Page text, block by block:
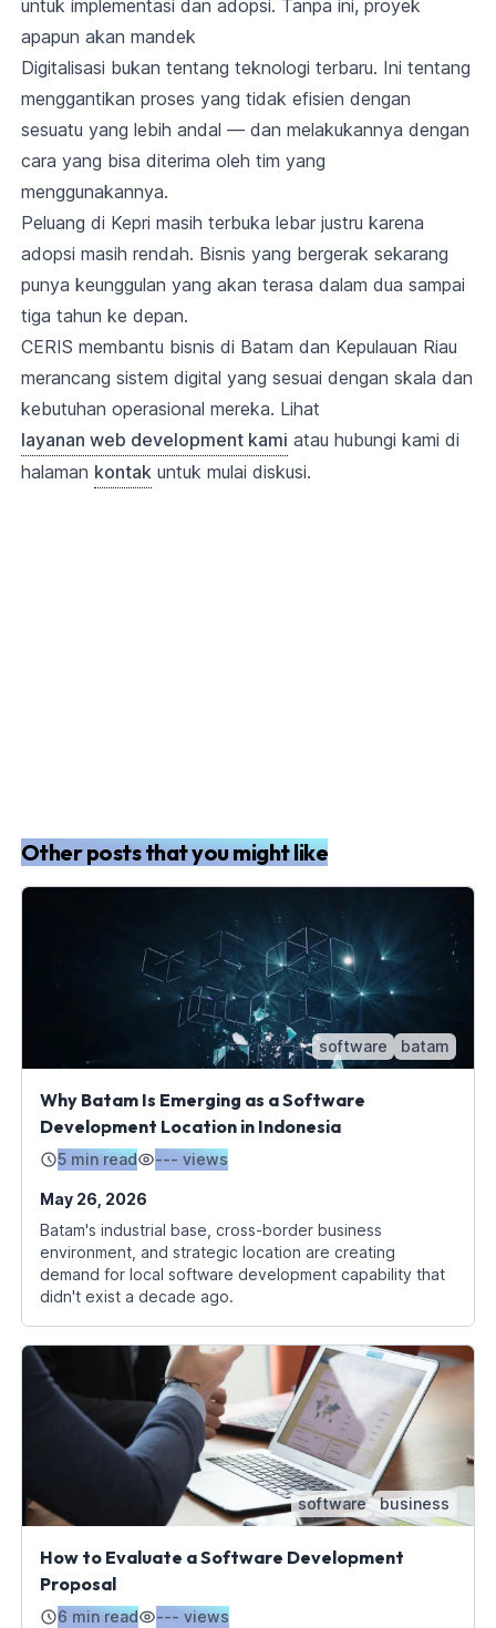
untuk implementasi dan adopsi. Tanpa ini, proyek
apapun akan mandek
Digitalisasi bukan tentang teknologi terbaru. Ini tentang
menggantikan proses yang tidak efisien dengan
sesuatu yang lebih andal — dan melakukannya dengan
cara yang bisa diterima oleh tim yang
menggunakannya.
Peluang di Kepri masih terbuka lebar justru karena
adopsi masih rendah. Bisnis yang bergerak sekarang
punya keunggulan yang akan terasa dalam dua sampai
tiga tahun ke depan.
CERIS membantu bisnis di Batam dan Kepulauan Riau
merancang sistem digital yang sesuai dengan skala dan
kebutuhan operasional mereka. Lihat
layanan web development kami atau hubungi kami di
halaman kontakuntuk mulai diskusi.
Other posts that you might like
software batam
Why Batam Is Emerging as a Software
Development Location in Indonesia
5 min read --- views
May 26, 2026
Batam's industrial base, cross-border business
environment, and strategic location are creating
demand for local software development capability that
didn't exist a decade ago.
software business
How to Evaluate a Software Development
Proposal
6 min read --- views